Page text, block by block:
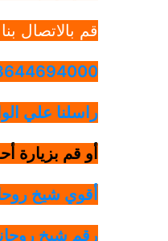
قم بالاتصال
راسلنا علي
أو قم بزيارة
أقوي شيخ
رقم شيخ